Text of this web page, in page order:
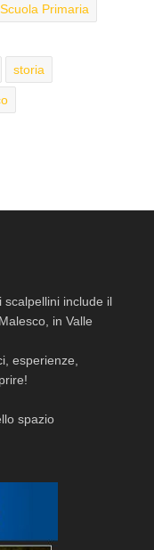
Scuola Primaria
storia
scalpellini include il
in Valle
esperienze,
spazio